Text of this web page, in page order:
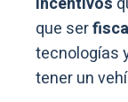
que ser
tecnologías
tener un